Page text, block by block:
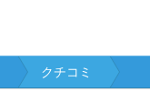
クチコミ